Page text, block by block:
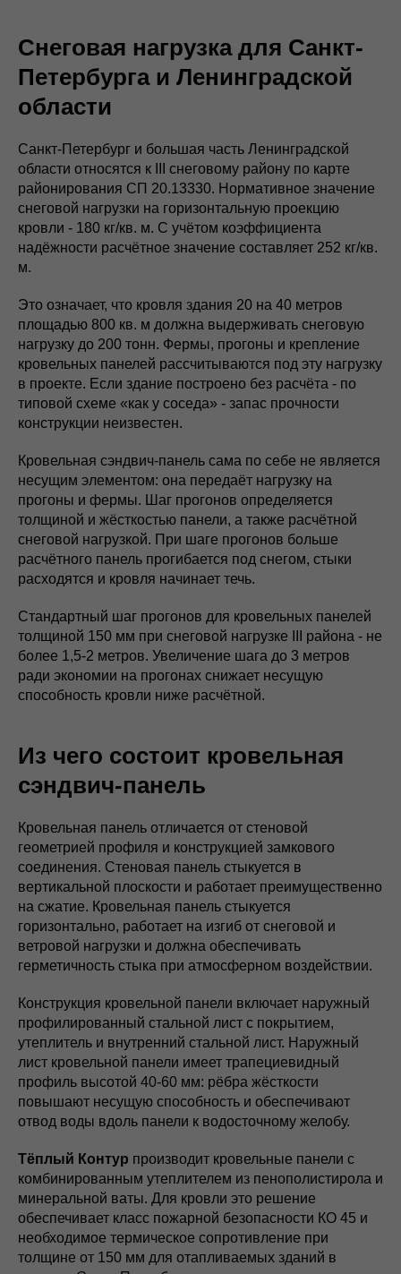
Снеговая нагрузка для Санкт-
Петербурга и Ленинградской
области
Санкт-Петербург и большая часть Ленинградской
области относятся к III снеговому району по карте
районирования СП 20.13330. Нормативное значение
снеговой нагрузки на горизонтальную проекцию
кровли - 180 кг/кв. м. С учётом коэффициента
надёжности расчётное значение составляет 252 кг/кв.
м.
Это означает, что кровля здания 20 на 40 метров
площадью 800 кв. м должна выдерживать снеговую
нагрузку до 200 тонн. Фермы, прогоны и крепление
кровельных панелей рассчитываются под эту нагрузку
в проекте. Если здание построено без расчёта - по
типовой схеме «как у соседа» - запас прочности
конструкции неизвестен.
Кровельная сэндвич-панель сама по себе не является
несущим элементом: она передаёт нагрузку на
прогоны и фермы. Шаг прогонов определяется
толщиной и жёсткостью панели, а также расчётной
снеговой нагрузкой. При шаге прогонов больше
расчётного панель прогибается под снегом, стыки
расходятся и кровля начинает течь.
Стандартный шаг прогонов для кровельных панелей
толщиной 150 мм при снеговой нагрузке III района - не
более 1,5-2 метров. Увеличение шага до 3 метров
ради экономии на прогонах снижает несущую
способность кровли ниже расчётной.
Из чего состоит кровельная
сэндвич-панель
Кровельная панель отличается от стеновой
геометрией профиля и конструкцией замкового
соединения. Стеновая панель стыкуется в
вертикальной плоскости и работает преимущественно
на сжатие. Кровельная панель стыкуется
горизонтально, работает на изгиб от снеговой и
ветровой нагрузки и должна обеспечивать
герметичность стыка при атмосферном воздействии.
Конструкция кровельной панели включает наружный
профилированный стальной лист с покрытием,
утеплитель и внутренний стальной лист. Наружный
лист кровельной панели имеет трапециевидный
профиль высотой 40-60 мм: рёбра жёсткости
повышают несущую способность и обеспечивают
отвод воды вдоль панели к водосточному желобу.
Тёплый Контур производит кровельные панели с
комбинированным утеплителем из пенополистирола и
минеральной ваты. Для кровли это решение
обеспечивает класс пожарной безопасности КО 45 и
необходимое термическое сопротивление при
толщине от 150 мм для отапливаемых зданий в